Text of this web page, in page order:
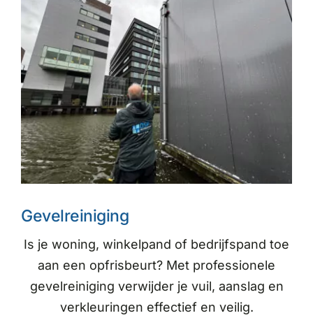
Gevelreiniging
Is je woning, winkelpand of bedrijfspand toe
aan een opfrisbeurt? Met professionele
gevelreiniging verwijder je vuil, aanslag en
verkleuringen effectief en veilig.